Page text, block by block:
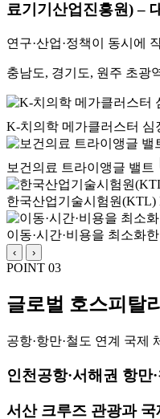
료기기산업진흥원) –
연구·산업·정책이 동시에
충남도, 경기도, 원주 초광
K-치의학 메가클러스터 심
보건의료 트라이앵글 밸트
한국산업기술시험원(KTL)
이동·시간·비용을 최소화
‹ ›
POINT 03
글로벌 호스피탈
공항·항만·철도 연계 국제
인천공항·서해권 항만
서산 크루즈 관광과